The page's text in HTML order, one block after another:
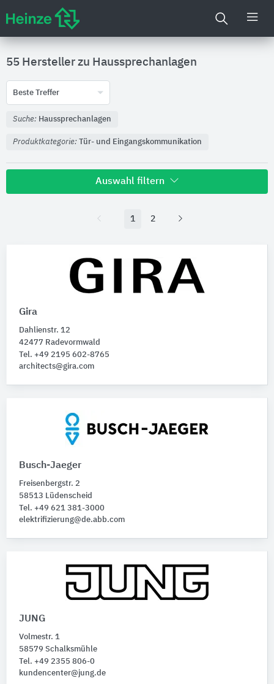
55 Hersteller zu Haussprechanlagen
Beste Treffer
Suche: Haussprechanlagen
Produktkategorie: Tür- und Eingangskommunikation
Auswahl filtern
Produktkategorie
Tür- und Eingangskommunikation
Tür- und Haussprechanlagen
1 2
Gira
Dahlienstr. 12
42477 Radevormwald
Tel. +49 2195 602-8765
architects@gira.com
Busch-Jaeger
Freisenbergstr. 2
58513 Lüdenscheid
Tel. +49 621 381-3000
elektrifizierung@de.abb.com
JUNG
Volmestr. 1
58579 Schalksmühle
Tel. +49 2355 806-0
kundencenter@jung.de